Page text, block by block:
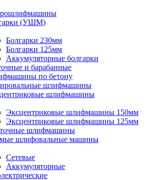
(УШМ)
Болгарки 230мм
Болгарки 125мм
Аккумуляторные болгарки
и барабанные
по бетону
шлифмашины
шлифмашины
Эксцентриковые шлифмашины 150мм
Эксцентриковые шлифмашины 125мм
шлифмашины
шлифовальные машины
Сетевые
Аккумуляторные